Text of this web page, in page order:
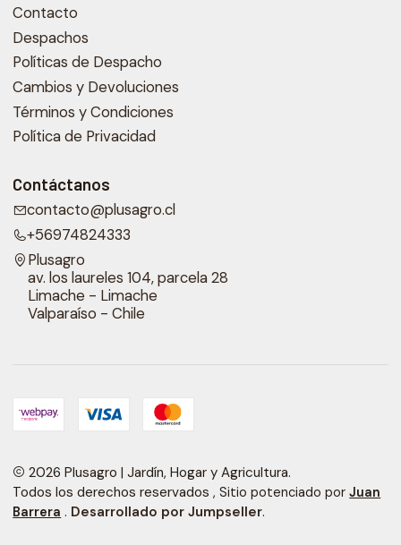
Contacto
Despachos
Políticas de Despacho
Cambios y Devoluciones
Términos y Condiciones
Política de Privacidad
Contáctanos
contacto@plusagro.cl
+56974824333
Plusagro
av. los laureles 104, parcela 28
Limache - Limache
Valparaíso - Chile
2026 Plusagro | Jardín, Hogar y Agricultura.
Todos los derechos reservados , Sitio potenciado porJuan
Barrera . Desarrollado por Jumpseller.